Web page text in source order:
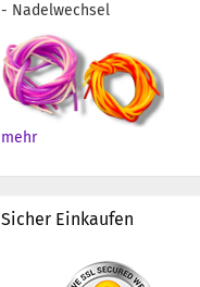
- Nadelwechsel
mehr
Sicher Einkaufen